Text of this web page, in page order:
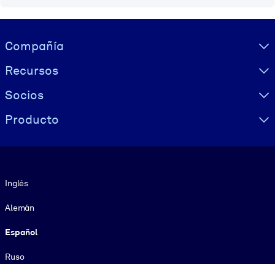
Visually hidden Text
Compañía
Recursos
Socios
Producto
Inglés
Alemán
Español
Ruso